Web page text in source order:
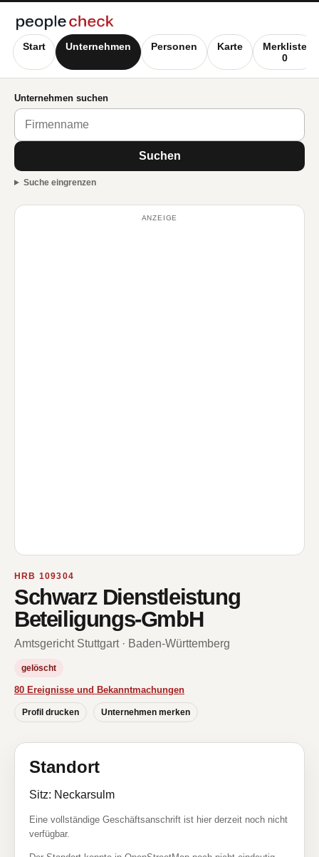
Start Unternehmen Personen Karte
Merkliste
0
Unternehmen suchen
Suchen
Suche eingrenzen
ANZEIGE
HRB 109304
Schwarz Dienstleistung
Beteiligungs-GmbH
Amtsgericht Stuttgart · Baden-Württemberg
gelöscht
80 Ereignisse und Bekanntmachungen
Profil drucken Unternehmen merken
Standort
Sitz: Neckarsulm
Eine vollständige Geschäftsanschrift ist hier derzeit noch nicht
verfügbar.